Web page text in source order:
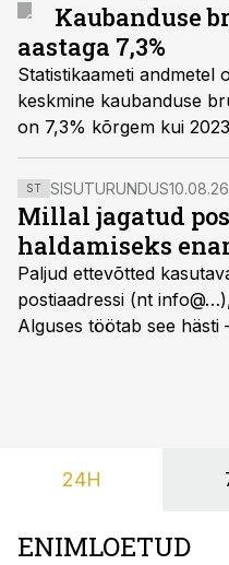
Kaubanduse
aastaga 7,3%
Statistikaameti andmetel
keskmine kaubanduse
on 7,3% kõrgem kui
keskmine brutokuupalk
2062 eurot, kasvades
ST SISUTURUNDUS
Millal jagatud
haldamiseks
Paljud ettevõtted
postiaadressi (nt
Alguses töötab see
24H
ENIMLOETUD